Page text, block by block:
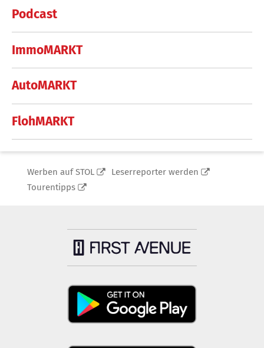
Podcast
ImmoMARKT
AutoMARKT
FlohMARKT
Werben auf STOL
Leserreporter werden
Tourentipps